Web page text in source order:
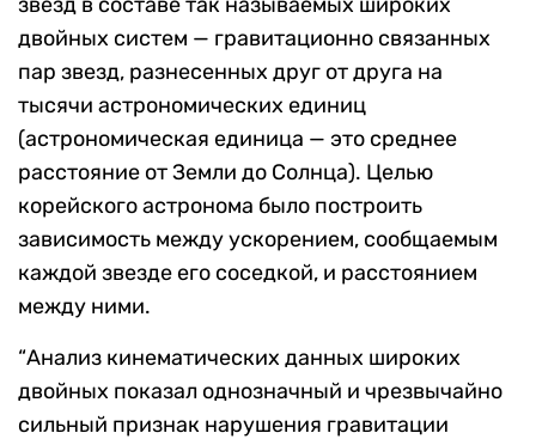
двойных систем — гравитационно связанных
пар звезд, разнесенных друг от друга на
тысячи астрономических единиц
(астрономическая единица — это среднее
расстояние от Земли до Солнца). Целью
корейского астронома было построить
зависимость между ускорением, сообщаемым
каждой звезде его соседкой, и расстоянием
между ними.
“Анализ кинематических данных широких
двойных показал однозначный и чрезвычайно
сильный признак нарушения гравитации